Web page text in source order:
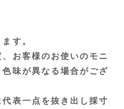
す。
お客様のお使いのモニ
味が異なる場合がござ
表一点を抜き出し採寸